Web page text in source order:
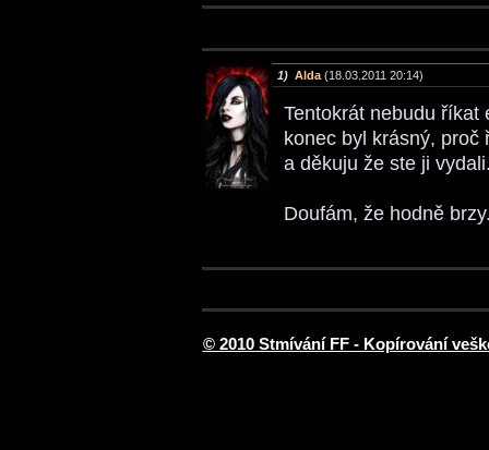
1) Alda (18.03.2011 20:14)
Tentokrát nebudu říkat
konec byl krásný,
a děkuju že ste ji
Doufám, že hodně
© 2010 Stmívání FF - Kopírování